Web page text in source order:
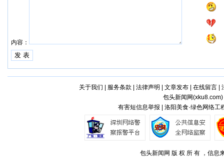
内容：
关于我们 服务条款 法律声明 文章发布| 在线留言|
包头新闻网(xku8.com)
有害短信息举报 | 洛阳美食·绿色网络
包头新闻网 版 权 所 有 ，信息